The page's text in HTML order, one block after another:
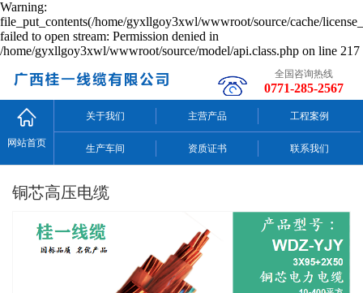
Warning:
file_put_contents(/home/gyxllgoy3xwl/wwwroot/source/cache/
failed to open stream: Permission denied in
/home/gyxllgoy3xwl/wwwroot/source/model/api.class.php on line 217
全国咨询热线
0771-285-2567
网站首页
关于我们 主营产品 工程案例
生产车间 资质证书 联系我们
铜芯高压电缆